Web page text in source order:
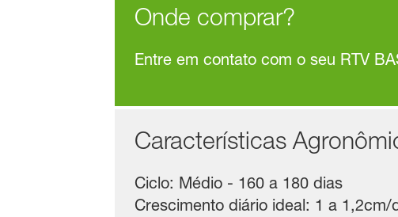
Onde comprar?
Entre em contato com o seu RTV
Características
Ciclo: Médio - 160 a 180 dias
Crescimento diário ideal: 1 a 1,2cm/